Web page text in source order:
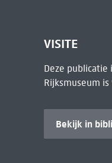
VISITE
Deze
Rijksmuseum
Bekijk in